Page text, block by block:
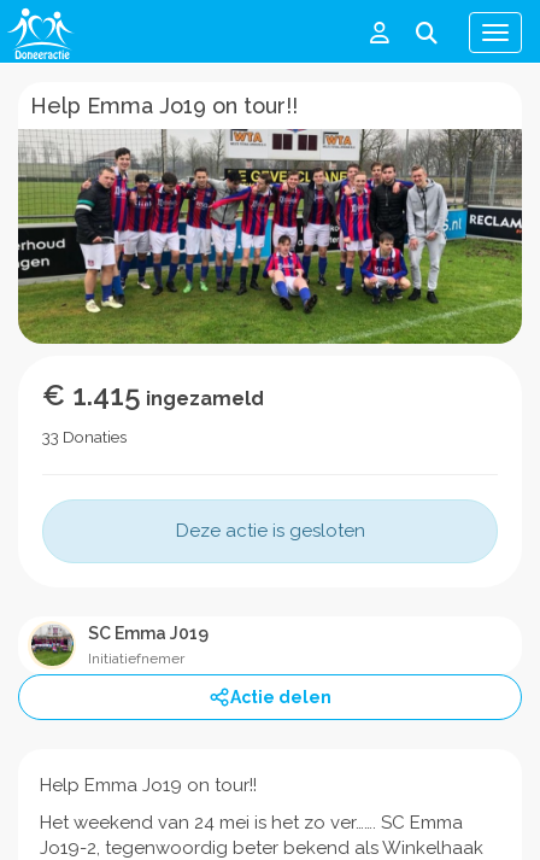
Menu
Help Emma Jo19 on tour!!
€ 1.415 ingezameld
33 Donaties
Deze actie is gesloten
SC Emma J019
Initiatiefnemer
Actie delen
Help Emma Jo19 on tour!!
Het weekend van 24 mei is het zo ver……. SC Emma
Jo19-2, tegenwoordig beter bekend als Winkelhaak